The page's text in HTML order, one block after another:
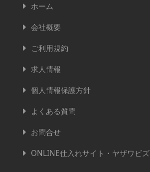
ホーム
会社概要
ご利用規約
求人情報
個人情報保護方針
よくある質問
お問合せ
ONLINE仕入れサイト・ヤザワビズ